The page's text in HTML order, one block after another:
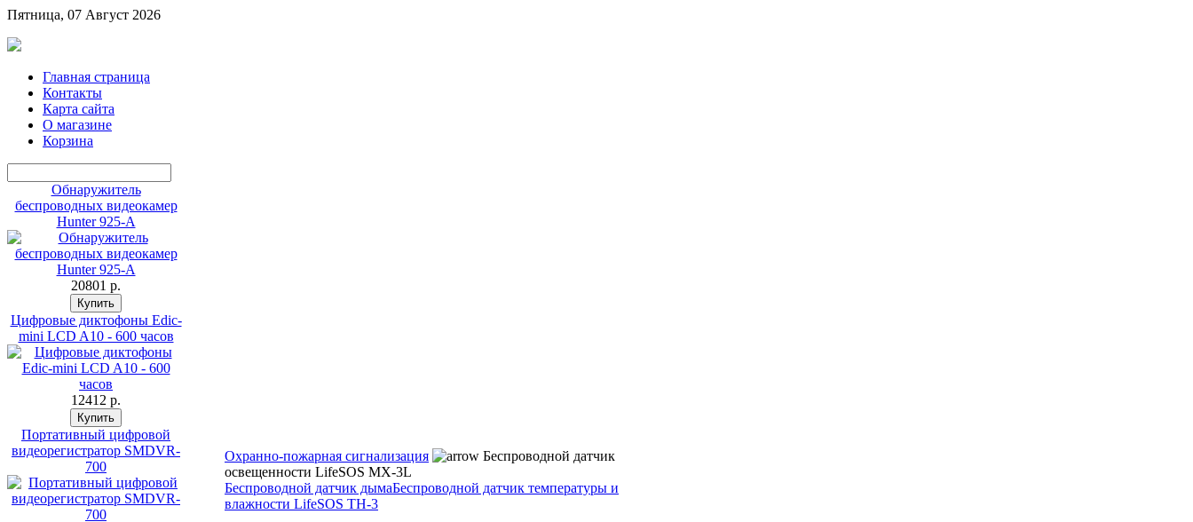
Пятница, 07 Август 2026
Главная страница
Контакты
Карта сайта
О магазине
Корзина
Обнаружитель
беспроводных видеокамер
Hunter 925-A
20801 p.
Цифровые диктофоны Edic-
mini LCD A10 - 600 часов
12412 p.
Портативный цифровой
видеорегистратор SMDVR-
700
Охранно-пожарная сигнализация
Беспроводной датчик
освещенности LifeSOS MX-3L
Беспроводной датчик дымаБеспроводной датчик температуры и
влажности LifeSOS TH-3